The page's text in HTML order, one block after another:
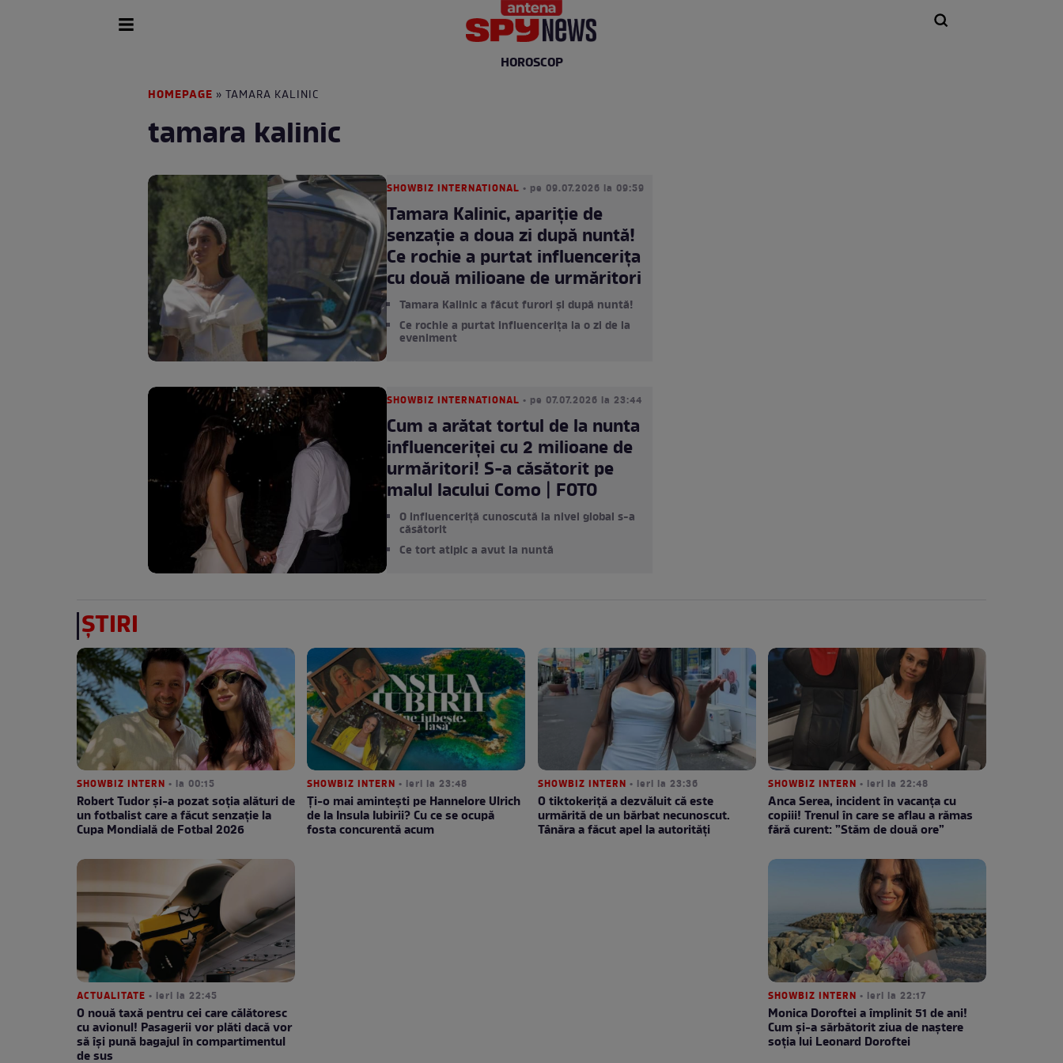
HOROSCOP
HOMEPAGE » TAMARA KALINIC
tamara kalinic
SHOWBIZ INTERNATIONAL • pe 09.07.2026 la 09:59
Tamara Kalinic, apariție de
senzație a doua zi după nuntă!
Ce rochie a purtat influencerița
cu două milioane de urmăritori
Tamara Kalinic a făcut furori și după nuntă!
Ce rochie a purtat influencerița la o zi de la
eveniment
SHOWBIZ INTERNATIONAL • pe 07.07.2026 la 23:44
Cum a arătat tortul de la nunta
influenceriței cu 2 milioane de
urmăritori! S-a căsătorit pe
malul lacului Como | FOTO
O influenceriță cunoscută la nivel global s-a
căsătorit
Ce tort atipic a avut la nuntă
ȘTIRI
SHOWBIZ INTERN • la 00:15
Robert Tudor și-a pozat soția alături de
un fotbalist care a făcut senzație la
Cupa Mondială de Fotbal 2026
SHOWBIZ INTERN • ieri la 23:48
Ți-o mai amintești pe Hannelore Ulrich
de la Insula Iubirii? Cu ce se ocupă
fosta concurentă acum
SHOWBIZ INTERN • ieri la 23:36
O tiktokeriță a dezvăluit că este
urmărită de un bărbat necunoscut.
Tânăra a făcut apel la autorități
SHOWBIZ INTERN • ieri la 22:48
Anca Serea, incident în vacanța cu
copiii! Trenul în care se aflau a rămas
fără curent: ”Stăm de două ore”
ACTUALITATE • ieri la 22:45
O nouă taxă pentru cei care călătoresc
cu avionul! Pasagerii vor plăti dacă vor
să își pună bagajul în compartimentul
de sus
SHOWBIZ INTERN • ieri la 22:17
Monica Doroftei a împlinit 51 de ani!
Cum și-a sărbătorit ziua de naștere
soția lui Leonard Doroftei